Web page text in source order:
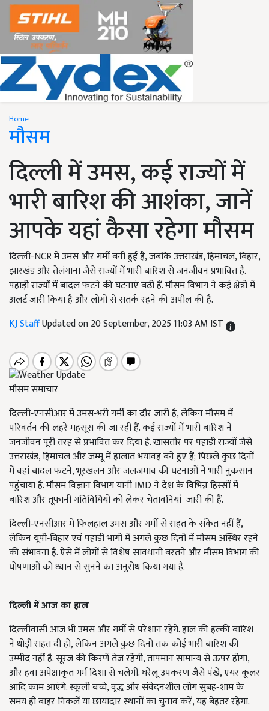
Home
मौसम
दिल्ली में उमस, कई राज्यों में
भारी बारिश की आशंका, जानें
आपके यहां कैसा रहेगा मौसम
दिल्ली-NCR में उमस और गर्मी बनी हुई है, जबकि उत्तराखंड, हिमाचल, बिहार,
झारखंड और तेलंगाना जैसे राज्यों में भारी बारिश से जनजीवन प्रभावित है.
पहाड़ी राज्यों में बादल फटने की घटनाएं बढ़ी हैं. मौसम विभाग ने कई क्षेत्रों में
अलर्ट जारी किया है और लोगों से सतर्क रहने की अपील की है.
KJ StaffUpdated on 20 September, 2025 11:03 AM IST
मौसम समाचार
दिल्ली‑एनसीआर में उमस‑भरी गर्मी का दौर जारी है, लेकिन मौसम में
परिवर्तन की लहरें महसूस की जा रही हैं. कई राज्यों में भारी बारिश ने
जनजीवन पूरी तरह से प्रभावित कर दिया है. खासतौर पर पहाड़ी राज्यों जैसे
उत्तराखंड, हिमाचल और जम्मू में हालात भयावह बने हुए हैं; पिछले कुछ दिनों
में वहां बादल फटने, भूस्खलन और जलजमाव की घटनाओं ने भारी नुकसान
पहुंचाया है. मौसम विज्ञान विभाग यानी IMD ने देश के विभिन्न हिस्सों में
बारिश और तूफानी गतिविधियों को लेकर चेतावनियां जारी की हैं.
दिल्ली‑एनसीआर में फिलहाल उमस और गर्मी से राहत के संकेत नहीं हैं,
लेकिन यूपी‑बिहार एवं पहाड़ी भागों में अगले कुछ दिनों में मौसम अस्थिर रहने
की संभावना है. ऐसे में लोगों से विशेष सावधानी बरतने और मौसम विभाग की
घोषणाओं को ध्यान से सुनने का अनुरोध किया गया है.
दिल्ली में आज का हाल
दिल्लीवासी आज भी उमस और गर्मी से परेशान रहेंगे. हाल की हल्की बारिश
ने थोड़ी राहत दी हो, लेकिन अगले कुछ दिनों तक कोई भारी बारिश की
उम्मीद नहीं है. सूरज की किरणें तेज रहेंगी, तापमान सामान्य से ऊपर होगा,
और हवा अपेक्षाकृत गर्म दिशा से चलेगी. घरेलू उपकरण जैसे पंखे, एयर कूलर
आदि काम आएंगे. स्कूली बच्चे, वृद्ध और संवेदनशील लोग सुबह‑शाम के
समय ही बाहर निकलें या छायादार स्थानों का चुनाव करें, यह बेहतर रहेगा.